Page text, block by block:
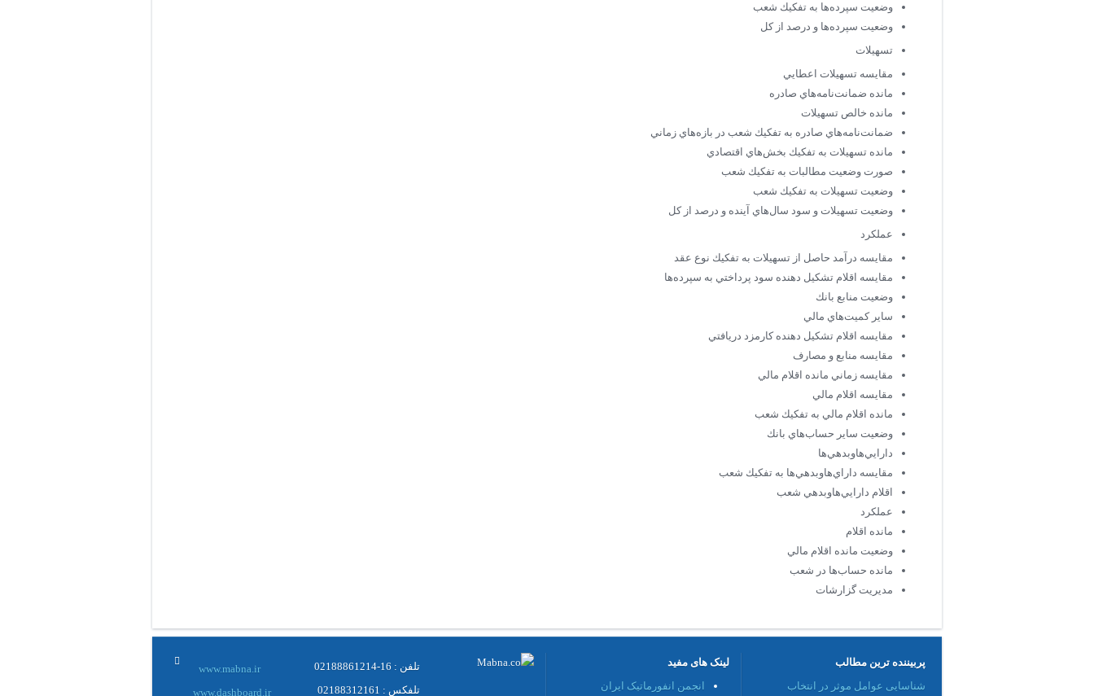
وضعيت سپرده‌ها به تفكيك شعب
وضعيت سپرده‌ها و درصد از كل
تسهيلات
مقايسه تسهيلات اعطايي
مانده ضمانت‌نامه‌هاي صادره
مانده خالص تسهيلات
ضمانت‌نامه‌هاي صادره به تفكيك شعب در بازه‌هاي زماني
مانده تسهيلات به تفكيك بخش‌هاي اقتصادي
صورت وضعيت مطالبات به تفكيك شعب
وضعيت تسهيلات به تفكيك شعب
وضعيت تسهيلات و سود سال‌هاي آينده و درصد از كل
عملكرد
مقايسه درآمد حاصل از تسهيلات به تفكيك نوع عقد
مقايسه اقلام تشكيل دهنده سود پرداختي به سپرده‌ها
وضعيت منابع بانك
ساير كميت‌هاي مالي
مقايسه اقلام تشكيل دهنده كارمزد دريافتي
مقايسه منابع و مصارف
مقايسه زماني مانده اقلام مالي
مقايسه اقلام مالي
مانده اقلام مالي به تفكيك شعب
وضعيت ساير حساب‌هاي بانك
دارايي‌هاوبدهي‌ها
مقايسه داراي‌هاوبدهي‌ها به تفكيك شعب
اقلام دارايي‌هاوبدهي شعب
عملكرد
مانده اقلام
وضعيت مانده اقلام مالي
مانده حساب‌ها در شعب
مديريت گزارشات
پربیننده ترین مطالب
شناسایی عوامل موثر در انتخاب
لینک های مفید
انجمن انفورماتیک ایران
www.mabna.ir تلفن : 16-02188861214
www.dashboard.ir تلفکس : 02188312161